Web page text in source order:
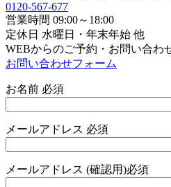
0120-567-677
営業時間 09:00～18:00
定休日 水曜日・年末年始 他
WEBからのご予約・お問い合わ
お問い合わせフォーム
お名前 必須
メールアドレス 必須
メールアドレス (確認用)必須